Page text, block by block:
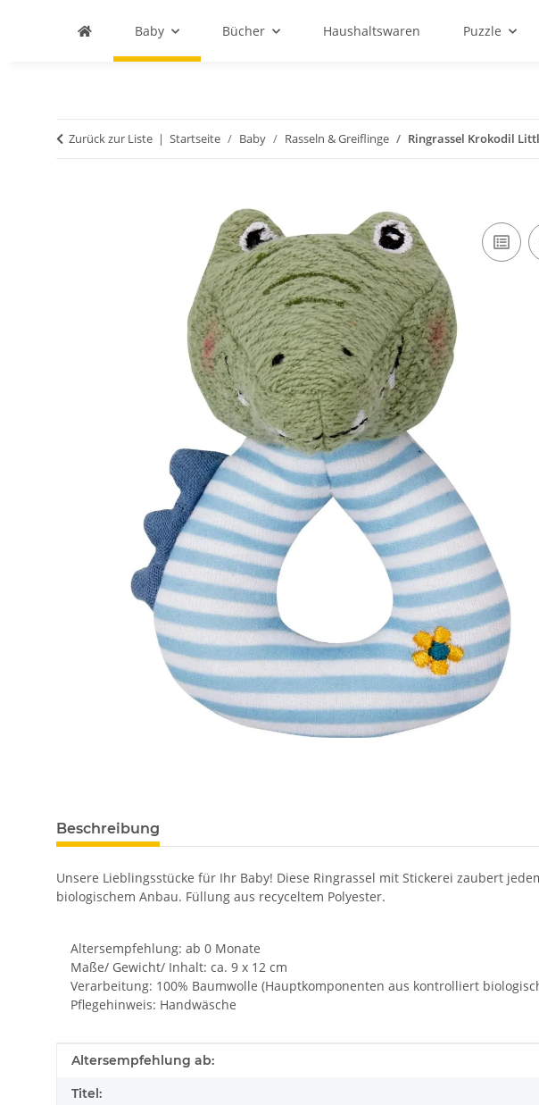
Baby Bücher Haushaltswaren Puzzle
Zurück zur Liste Startseite Baby Rasseln & Greiflinge Ringrassel Krokodil
Beschreibung
Unsere Lieblingsstücke für Ihr Baby! Diese Ringrassel mit Stickerei zaubert
biologischem Anbau. Füllung aus recyceltem Polyester.
Altersempfehlung: ab 0 Monate
Maße/ Gewicht/ Inhalt: ca. 9 x 12 cm
Verarbeitung: 100% Baumwolle (Hauptkomponenten aus kontrolliert
Pflegehinweis: Handwäsche
Produkteigenschaft
Wert
Altersempfehlung ab:
Titel: